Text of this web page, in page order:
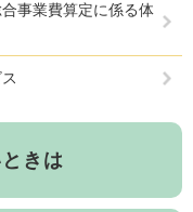
事業費算定に係る体
きは